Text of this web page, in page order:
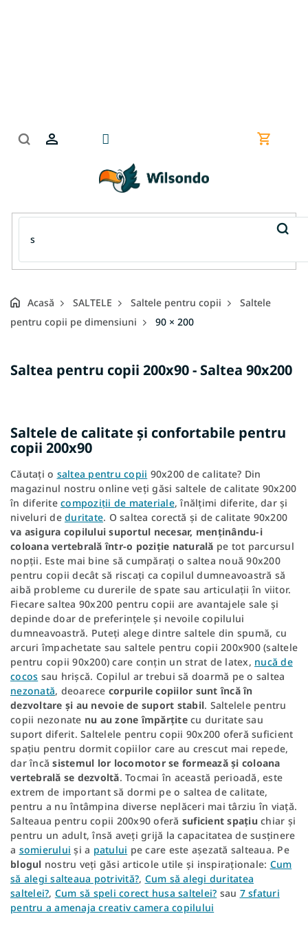
Coş
Acasă SALTELE Saltele pentru copii
Saltele
pentru copii pe dimensiuni
90 × 200
Saltea pentru copii 200x90 - Saltea 90x200
Saltele de calitate și confortabile pentru
copii 200x90
Căutați o saltea pentru copii 90x200 de calitate? Din
magazinul nostru online veți găsi saltele de calitate 90x200
în diferite compoziții de materiale, înălțimi diferite, dar și
niveluri de duritate. O saltea corectă și de calitate 90x200
va asigura copilului suportul necesar, menținându-i
coloana vertebrală într-o poziție naturală pe tot parcursul
nopții. Este mai bine să cumpărați o saltea nouă 90x200
pentru copii decât să riscați ca copilul dumneavoastră să
aibă probleme cu durerile de spate sau articulații în viitor.
Fiecare saltea 90x200 pentru copii are avantajele sale și
depinde doar de preferințele și nevoile copilului
dumneavoastră. Puteți alege dintre saltele din spumă, cu
arcuri împachetate sau saltele pentru copii 200x900 (saltele
pentru copii 90x200) care conțin un strat de latex, nucă de
cocos sau hrișcă. Copilul ar trebui să doarmă pe o saltea
nezonată, deoarece corpurile copiilor sunt încă în
dezvoltare și au nevoie de suport stabil. Saltelele pentru
copii nezonate nu au zone împărțitecu duritate sau
suport diferit. Saltelele pentru copii 90x200 oferă suficient
spațiu pentru dormit copiilor care au crescut mai repede,
dar încăsistemul lor locomotor se formează și coloana
vertebrală se dezvoltă. Tocmai în această perioadă, este
extrem de important să dormi pe o saltea de calitate,
pentru a nu întâmpina diverse neplăceri mai târziu în viață.
Salteaua pentru copii 200x90 oferă suficient spațiu chiar și
pentru un adult, însă aveți grijă la capacitatea de susținere
a somierului și a patului pe care este așezată salteaua. Pe
blogul nostru veți găsi articole utile și inspiraționale: Cum
să alegi salteaua potrivită?, Cum să alegi duritatea
saltelei?, Cum să speli corect husa saltelei? sau 7 sfaturi
pentru a amenaja creativ camera copilului